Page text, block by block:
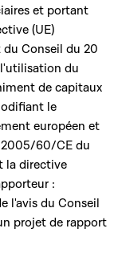
et portant
(UE)
Conseil du 20
du
de capitaux
le
européen et
60/CE du
la directive
:
l'avis du Conseil
projet de rapport